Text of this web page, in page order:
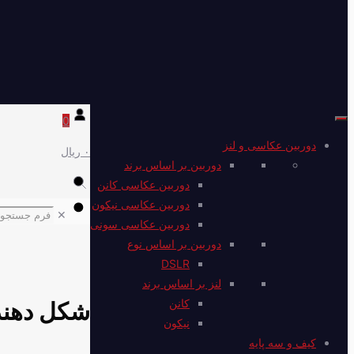
دوربین عکاسی و لنز
دوربین بر اساس برند
دوربین عکاسی کانن
دوربین عکاسی نیکون
دوربین عکاسی سونی
دوربین بر اساس نوع
DSLR
لنز بر اساس برند
کانن
نیکون
کیف و سه پایه
0
۰ ریال
✕
شکل